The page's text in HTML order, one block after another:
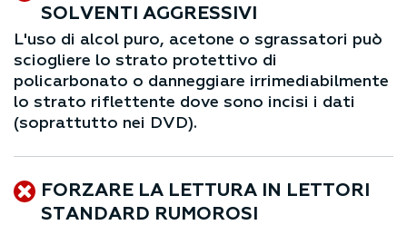
SOLVENTI AGGRESSIVI
L'uso di alcol puro, acetone o sgrassatori può
sciogliere lo strato protettivo di
policarbonato o danneggiare irrimediabilmente
lo strato riflettente dove sono incisi i dati
(soprattutto nei DVD).
FORZARE LA LETTURA IN LETTORI
STANDARD RUMOROSI